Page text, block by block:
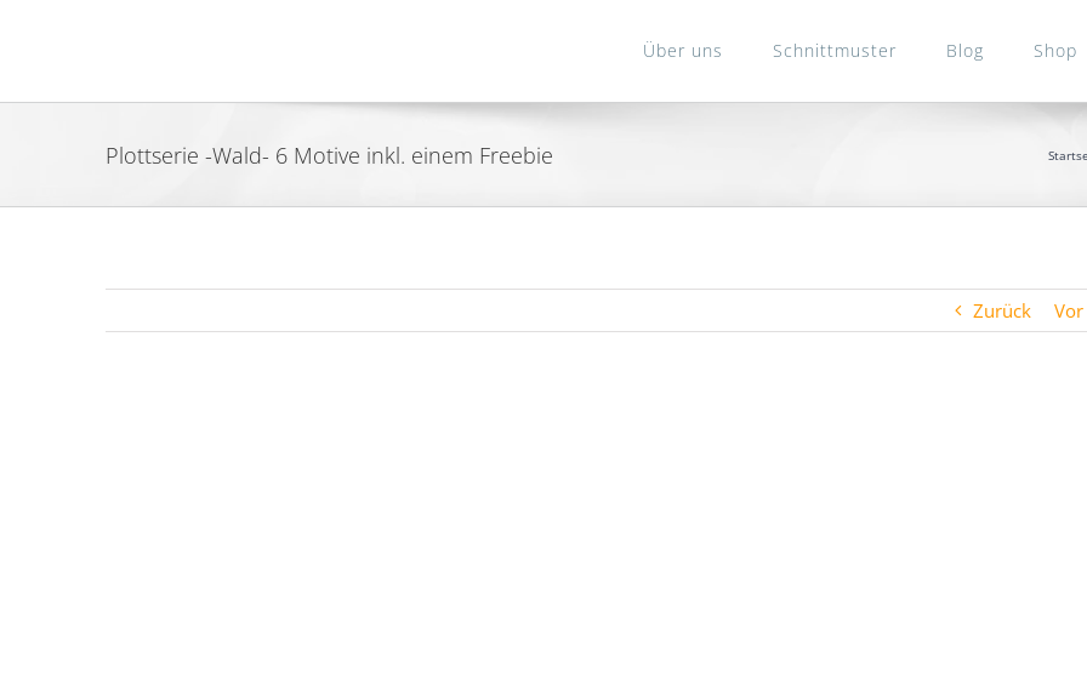
Über uns Schnittmuster Blog Shop
Plottserie -Wald- 6 Motive inkl. einem Freebie
Zurück Vor